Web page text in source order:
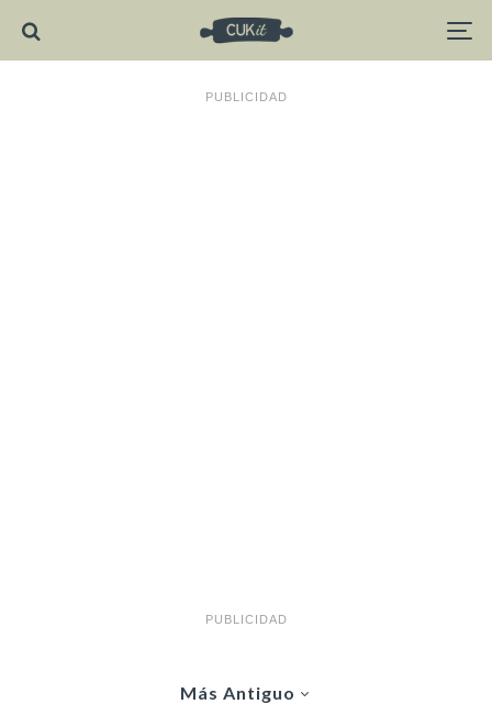
PUBLICIDAD
PUBLICIDAD
Más Antiguo